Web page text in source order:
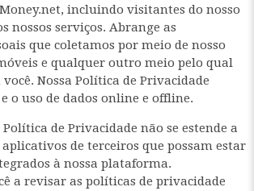
incluindo visitantes do nosso
nossos serviços. Abrange as
que coletamos por meio de nosso
e qualquer outro meio pelo qual
Nossa Política de Privacidade
o uso de dados online e offline.
Política de Privacidade não se estende a
de terceiros que possam estar
à nossa plataforma.
a revisar as políticas de privacidade